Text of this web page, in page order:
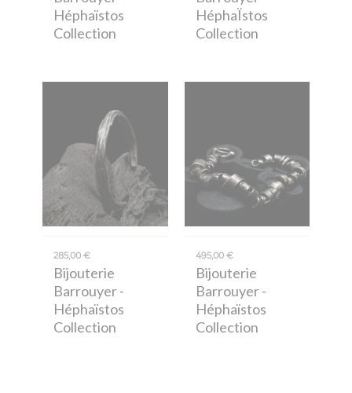
Héphaïstos
Collection
HéphaÏstos
Collection
285,00 €
Bijouterie
Barrouyer-
Héphaïstos
Collection
495,00 €
Bijouterie
Barrouyer-
Héphaïstos
Collection